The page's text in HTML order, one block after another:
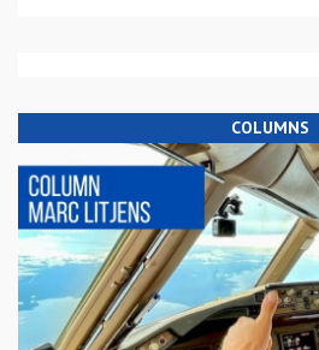
COLUMNS